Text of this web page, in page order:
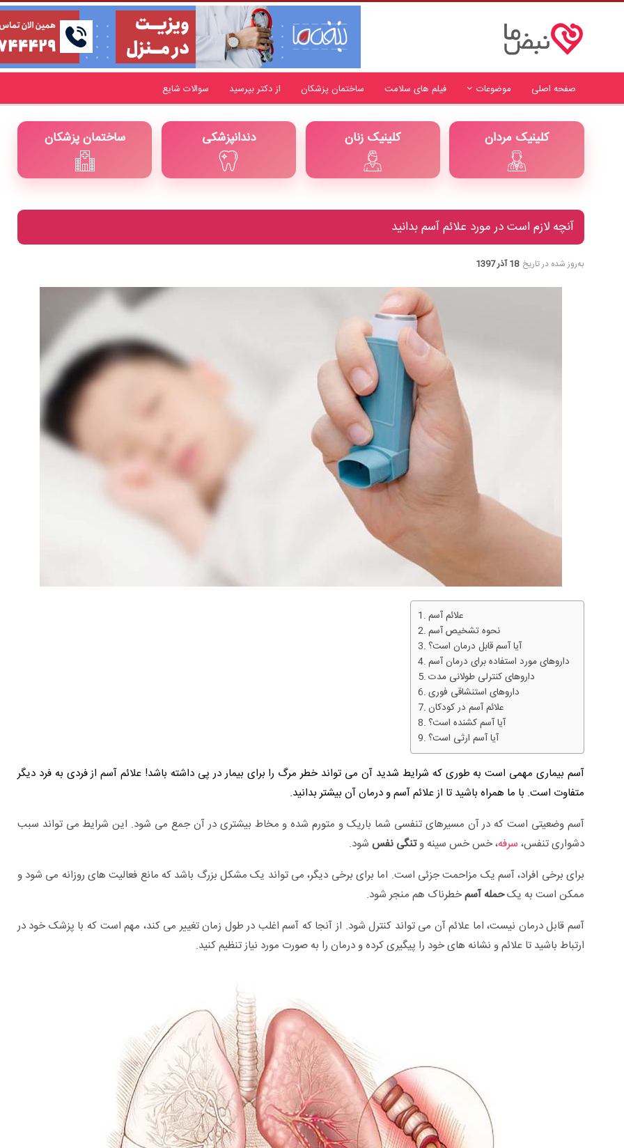
صفحه اصلی موضوعات فیلم های سلامت ساختمان پزشکان از دکتر بپرسید سوالات شایع
ساختمان پزشکان دندانپزشکی کلینیک زنان کلینیک مردان
آنچه لازم است در مورد علائم آسم بدانید
به‌روز شده در تاریخ 18 آذر 1397
علائم آسم
نحوه تشخیص آسم
آیا آسم قابل درمان است؟
داروهای مورد استفاده برای درمان آسم
داروهای کنترلی طولانی مدت
داروهای استنشاقی فوری
علائم آسم در کودکان
آیا آسم کشنده است؟
آیا آسم ارثی است؟
آسم بیماری مهمی است به طوری که شرایط شدید آن می تواند خطر مرگ را برای بیمار در پی داشته باشد! علائم آسم از فردی به فرد دیگر
متفاوت است. با ما همراه باشید تا از علائم آسم و درمان آن بیشتر بدانید.
آسم وضعیتی است که در آن مسیرهای تنفسی شما باریک و متورم شده و مخاط بیشتری در آن جمع می شود. این شرایط می تواند سبب
دشواری تنفس، سرفه، خس خس سینه وتنگی نفس شود.
برای برخی افراد، آسم یک مزاحمت جزئی است. اما برای برخی دیگر، می تواند یک مشکل بزرگ باشد که مانع فعالیت های روزانه می شود و
ممکن است به یکحمله آسمخطرناک هم منجر شود.
آسم قابل درمان نیست، اما علائم آن می تواند کنترل شود. از آنجا که آسم اغلب در طول زمان تغییر می کند، مهم است که با پزشک خود در
ارتباط باشید تا علائم و نشانه های خود را پیگیری کرده و درمان را به صورت مورد نیاز تنظیم کنید.
+ویدئو زگیل تناسلی از تشخیص تا درمان +ویدئو
برای چه بیماری هایی به متخصص اورولوژی